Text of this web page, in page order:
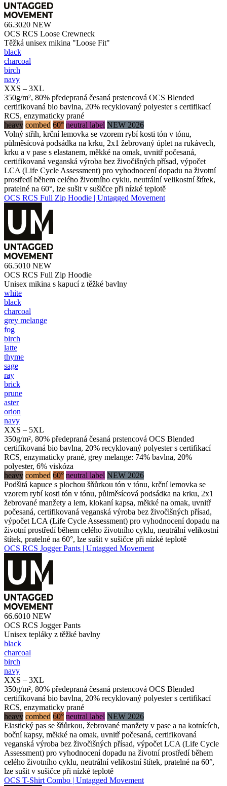
66.3020 NEW
OCS RCS Loose Crewneck
Těžká unisex mikina "Loose Fit"
black
charcoal
birch
navy
XXS – 3XL
350g/m², 80% předepraná česaná prstencová OCS Blended
certifikovaná bio bavlna, 20% recyklovaný polyester s certifikací
RCS, enzymaticky prané
heavy combed 60° neutral label NEW 2026
Volný střih, krční lemovka se vzorem rybí kosti tón v tónu,
půlměsícová podsádka na krku, 2x1 žebrovaný úplet na rukávech,
krku a v pase s elastanem, měkké na omak, uvnitř počesaná,
certifikovaná veganská výroba bez živočišných přísad, výpočet
LCA (Life Cycle Assessment) pro vyhodnocení dopadu na životní
prostředí během celého životního cyklu, neutrální velikostní štítek,
pratelné na 60°, lze sušit v sušičce při nízké teplotě
OCS RCS Full Zip Hoodie | Untagged Movement
66.5010 NEW
OCS RCS Full Zip Hoodie
Unisex mikina s kapucí z těžké bavlny
white
black
charcoal
grey melange
fog
birch
latte
thyme
sage
ray
brick
prune
aster
orion
navy
XXS – 5XL
350g/m², 80% předepraná česaná prstencová OCS Blended
certifikovaná bio bavlna, 20% recyklovaný polyester s certifikací
RCS, enzymaticky prané, grey melange: 74% bavlna, 20%
polyester, 6% viskóza
heavy combed 60° neutral label NEW 2026
Podšitá kapuce s plochou šňůrkou tón v tónu, krční lemovka se
vzorem rybí kosti tón v tónu, půlměsícová podsádka na krku, 2x1
žebrované manžety a lem, klokaní kapsa, měkké na omak, uvnitř
počesaná, certifikovaná veganská výroba bez živočišných přísad,
výpočet LCA (Life Cycle Assessment) pro vyhodnocení dopadu na
životní prostředí během celého životního cyklu, neutrální velikostní
štítek, pratelné na 60°, lze sušit v sušičce při nízké teplotě
OCS RCS Jogger Pants | Untagged Movement
66.6010 NEW
OCS RCS Jogger Pants
Unisex tepláky z těžké bavlny
black
charcoal
birch
navy
XXS – 3XL
350g/m², 80% předepraná česaná prstencová OCS Blended
certifikovaná bio bavlna, 20% recyklovaný polyester s certifikací
RCS, enzymaticky prané
heavy combed 60° neutral label NEW 2026
Elastický pas se šňůrkou, žebrované manžety v pase a na kotnících,
boční kapsy, měkké na omak, uvnitř počesaná, certifikovaná
veganská výroba bez živočišných přísad, výpočet LCA (Life Cycle
Assessment) pro vyhodnocení dopadu na životní prostředí během
celého životního cyklu, neutrální velikostní štítek, pratelné na 60°,
lze sušit v sušičce při nízké teplotě
OCS T-Shirt Combo | Untagged Movement